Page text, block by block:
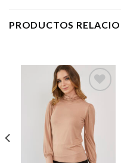
PRODUCTOS